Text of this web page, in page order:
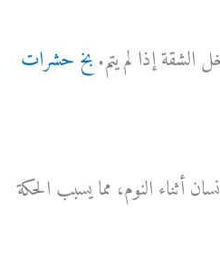
الشقة إذا لم يتم.بخ حشرات
أثناء النوم، مما يسبب الحكة